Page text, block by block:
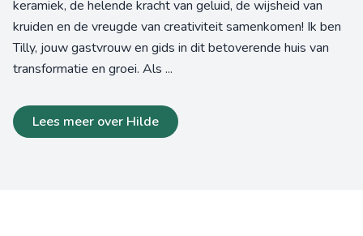
keramiek, de helende kracht van geluid, de wijsheid van
kruiden en de vreugde van creativiteit samenkomen! Ik ben
Tilly, jouw gastvrouw en gids in dit betoverende huis van
transformatie en groei. Als ...
Lees meer over Hilde